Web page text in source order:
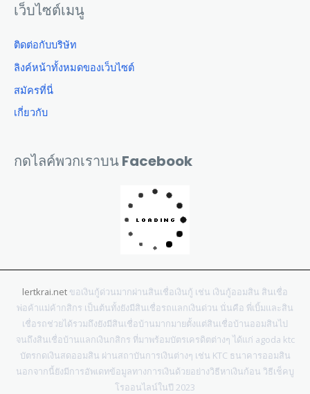
เว็บไซต์เมนู
ติดต่อกับบริษัท
ลิงค์หน้าทั้งหมดของเว็บไซต์
สมัครที่นี่
เกี่ยวกับ
กดไลค์พวกเราบน Facebook
lertkrai.net ขอเงินกู้ด่วนมากผ่านสินเชื่อเงินกู้ เช่น เงินกู้ออมสิน สินเชื่อ
พ่อค้าแม่ค้ากสิกร เป็นต้นทั้งยังมีสินเชื่อรถแลกเงินด่วน นั่นคือ พี่เบิ้มและสิน
เชื่อรถช่วยได้รวมถึงยังมีสินเชื่อบ้านมากมายตั้งแต่สินเชื่อบ้านออมสินไป
จนถึงสินเชื่อบ้านแลกเงินกสิกร ที่มาพร้อมบัตรเครดิตต่างๆ ได้แก่ agoda ktc
บัตรกดเงินสดออมสิน ผ่านสถาบันการเงินต่างๆ เช่น KTC ธนาคารออมสิน
นอกจากนี้ยังมีการอัพเดทข้อมูลทางการเงินด้วยอย่างวิธีหาเงินก้อน วิธีเช็คบู
โรออนไลน์ในปี 2023